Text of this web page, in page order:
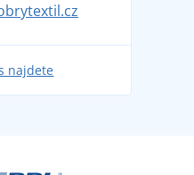
najdete